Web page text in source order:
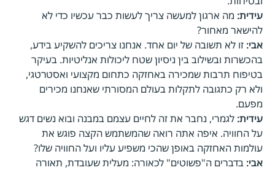
עידית: מה ארגון למעשה צריך לעשות כבר עכשיו כדי לא
להישאר מאחור?
אבי: זו לא תשובה של יום אחד. אנחנו צריכים להשקיע בידע,
בהכשרות ובשילוב בין ניסיון שטח ליכולות אנליטיות. בעיקר
בטיפוח תרבות שמכירה באחזקה כתחום מקצועי ואסטרטגי,
ולא רק כתגובה לתקלות בעולם המסורתי שאנחנו מכירים
מפעם.
עידית: לגמרי, נחבר את זה לחיים עצמם במבנה ובוא נשים דגש
על החוויה. איפה אתה רואה שהמשתמש הקצה פוגש את
עולמות האחזקה באופן שהכי משפיע עליו ועל החוויה שלו?
אבי: בדברים ה"פשוטים" לכאורה: מעלית שעובדת, תאורה